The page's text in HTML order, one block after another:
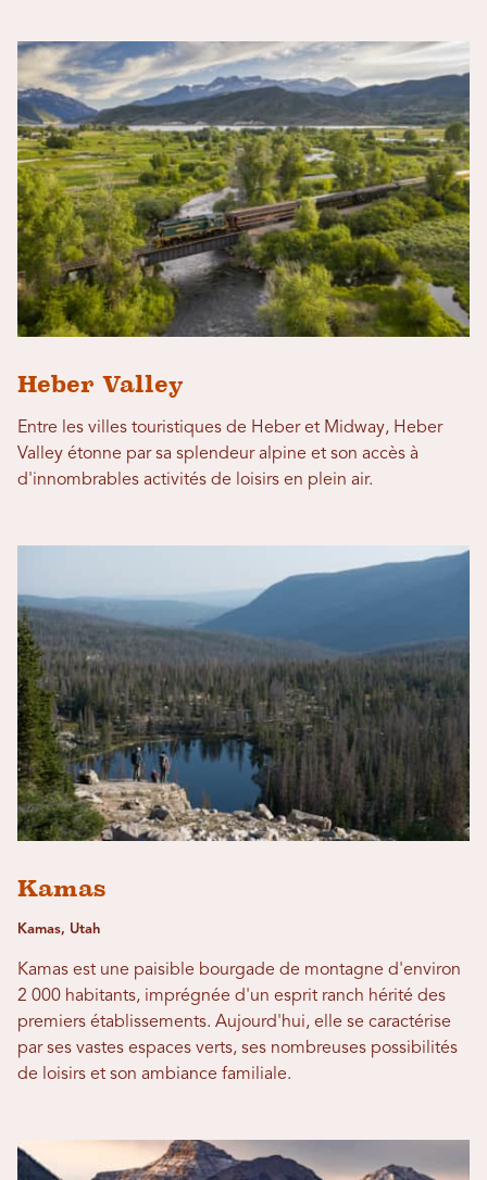
Heber Valley
Entre les villes touristiques de Heber et Midway, Heber
Valley étonne par sa splendeur alpine et son accès à
d'innombrables activités de loisirs en plein air.
Kamas
Kamas, Utah
Kamas est une paisible bourgade de montagne d'environ
2 000 habitants, imprégnée d'un esprit ranch hérité des
premiers établissements. Aujourd'hui, elle se caractérise
par ses vastes espaces verts, ses nombreuses possibilités
de loisirs et son ambiance familiale.